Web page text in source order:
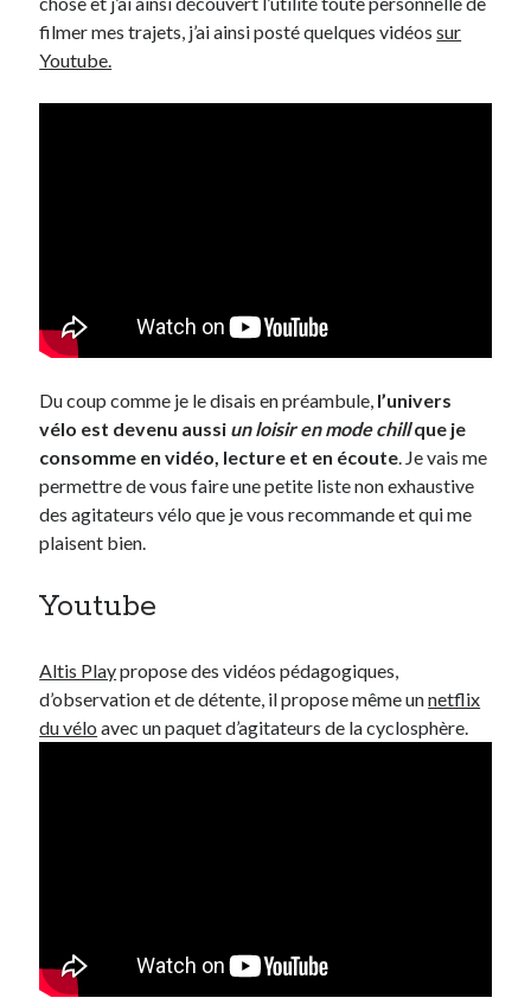
filmer mes trajets, j’ai ainsi posté quelques vidéossur
Youtube.
Du coup comme je le disais en préambule, l’univers
vélo est devenu aussi un loisir en mode chillque je
consomme en vidéo, lecture et en écoute . Je vais me
permettre de vous faire une petite liste non exhaustive
des agitateurs vélo que je vous recommande et qui me
plaisent bien.
Youtube
Altis Playpropose des vidéos pédagogiques,
d’observation et de détente, il propose même unnetflix
du vélo avec un paquet d’agitateurs de la cyclosphère.